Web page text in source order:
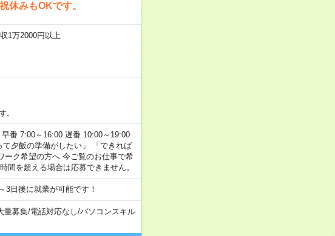
みもOKです。
1万2000円以上
。
番 7:00～16:00 遅番 10:00～19:00
夕飯の準備がしたい」 「できれば
ク希望の方へ 今ご覧のお仕事で希
間を超える場合は応募できません。
日後に就業が可能です！
量募集/電話対応なし/パソコンスキル